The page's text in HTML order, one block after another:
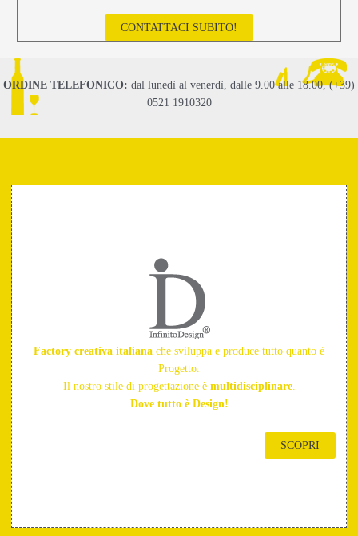
CONTATTACI SUBITO!
ORDINE TELEFONICO: dal lunedì al venerdì, dalle 9.00 alle 18.00, (+39)
0521 1910320
Factory creativa italiana che sviluppa e produce tutto quanto è
Progetto.
Il nostro stile di progettazione è multidisciplinare.
Dove tutto è Design!
SCOPRI